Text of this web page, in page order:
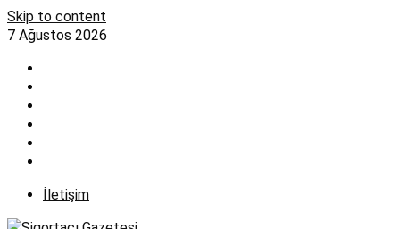
Skip to content
7 Ağustos 2026
İletişim